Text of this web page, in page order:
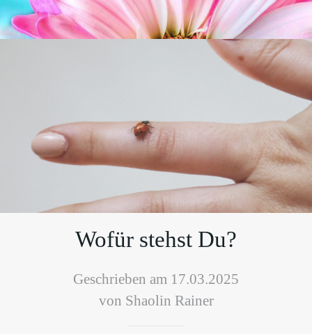
Wofür stehst Du?
Geschrieben am 17.03.2025
von Shaolin Rainer